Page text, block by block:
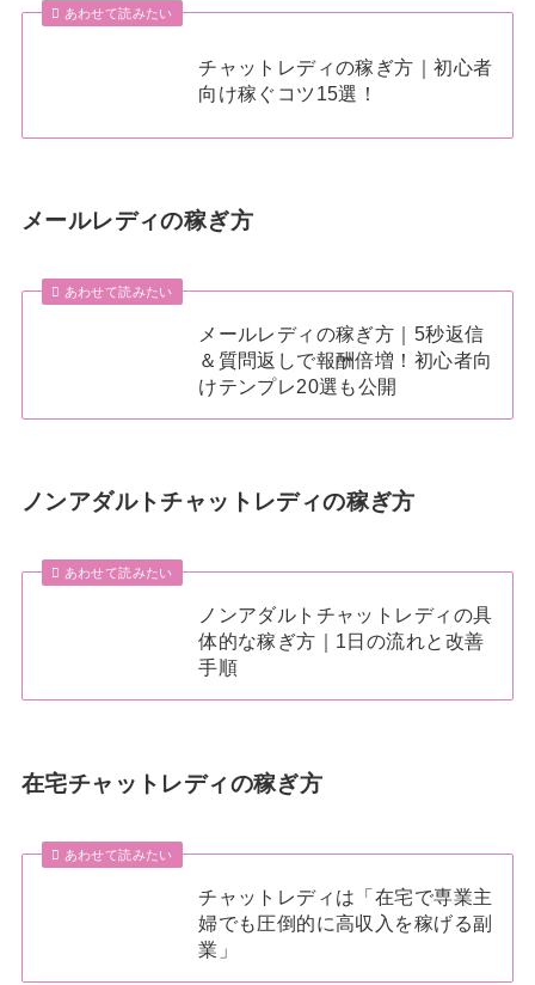
あわせて読みたい
チャットレディの稼ぎ方｜初心者
向け稼ぐコツ15選！
メールレディの稼ぎ方
あわせて読みたい
メールレディの稼ぎ方｜5秒返信
＆質問返しで報酬倍増！初心者向
けテンプレ20選も公開
ノンアダルトチャットレディの稼ぎ方
あわせて読みたい
ノンアダルトチャットレディの具
体的な稼ぎ方｜1日の流れと改善
手順
在宅チャットレディの稼ぎ方
あわせて読みたい
チャットレディは「在宅で専業主
婦でも圧倒的に高収入を稼げる副
業」